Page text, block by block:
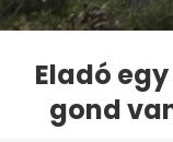
Eladó
gond